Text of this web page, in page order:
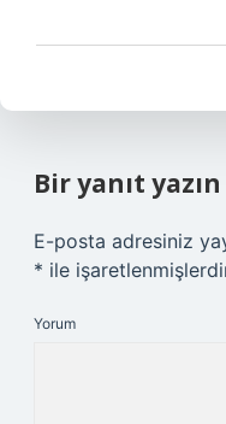
Bir yanıt yazın
E-posta adresiniz
* ile
Yorum